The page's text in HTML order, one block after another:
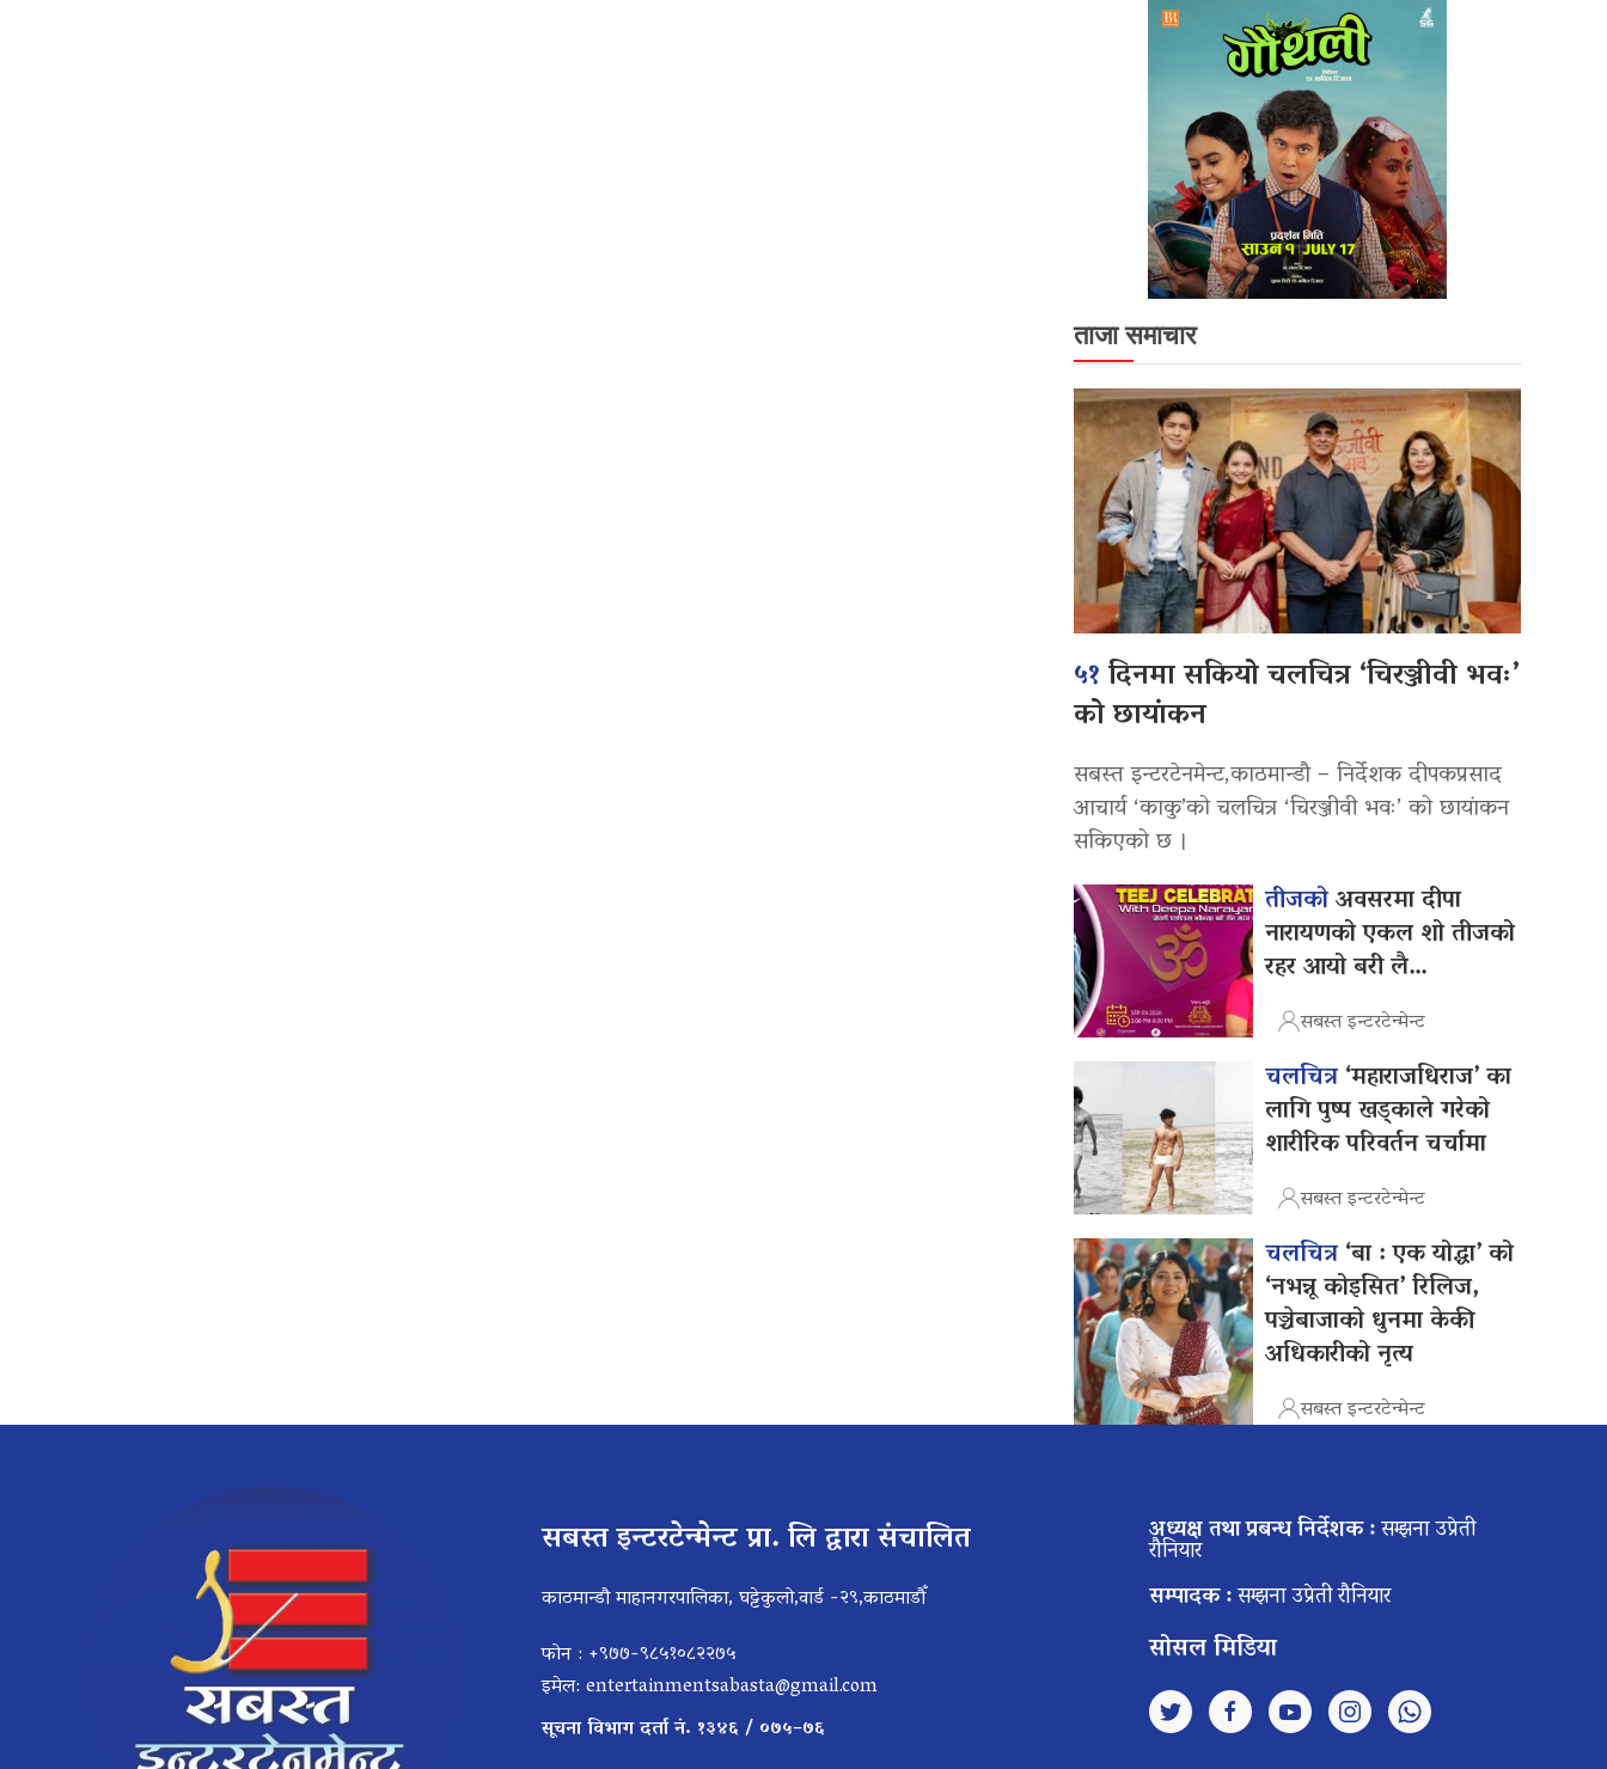
ताजा समाचार
५१दिनमा सकियो चलचित्र ‘चिरञ्जीवी भवः’
को छायांकन
सबस्त इन्टरटेनमेन्ट,काठमान्डौ – निर्देशक दीपकप्रसाद
आचार्य ‘काकु’को चलचित्र ‘चिरञ्जीवी भवः’ को छायांकन
सकिएको छ ।
तीजकोअवसरमा दीपा
नारायणको एकल शो तीजको
रहर आयो बरी लै…
सबस्त इन्टरटेन्मेन्ट
चलचित्र‘महाराजधिराज’ का
लागि पुष्प खड्काले गरेको
शारीरिक परिवर्तन चर्चामा
सबस्त इन्टरटेन्मेन्ट
चलचित्र‘बा : एक योद्धा’ को
‘नभन्नू कोइसित’ रिलिज,
पञ्चेबाजाको धुनमा केकी
अधिकारीको नृत्य
सबस्त इन्टरटेन्मेन्ट
सबस्त इन्टरटेन्मेन्ट प्रा. लि द्वारा संचालित
काठमान्डौ माहानगरपालिका, घट्टेकुलो,वार्ड -२९,काठमाडौँ
फोन : +९७७-९८५१०८२२७५
इमेल: entertainmentsabasta@gmail.com
सूचना विभाग दर्ता नं. १३४६ / ०७५–७६
अध्यक्ष तथा प्रबन्ध निर्देशक :सम्झना उप्रेती
रौनियार
सम्पादक :सम्झना उप्रेती रौनियार
सोसल मिडिया